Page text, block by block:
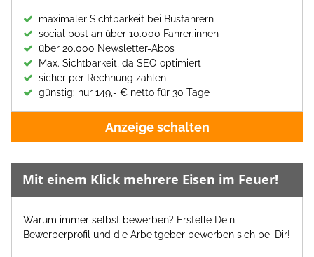
maximaler Sichtbarkeit bei Busfahrern
social post an über 10.000 Fahrer:innen
über 20.000 Newsletter-Abos
Max. Sichtbarkeit, da SEO optimiert
sicher per Rechnung zahlen
günstig: nur 149,- € netto für 30 Tage
Anzeige schalten
Mit einem Klick mehrere Eisen im Feuer!
Warum immer selbst bewerben? Erstelle Dein
Bewerberprofil und die Arbeitgeber bewerben sich bei Dir!